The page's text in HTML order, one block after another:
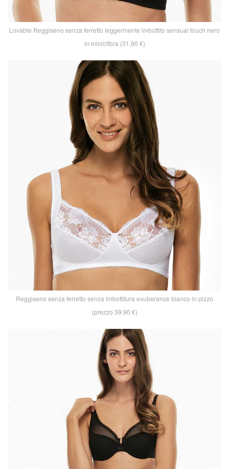
Lovable Reggiseno senza ferretto leggermente imbottito sensual touch nero
in microfibra (31,90 €)
Reggiseno senza ferretto senza imbottitura exuberance bianco in pizzo
(prezzo 39,90 €)